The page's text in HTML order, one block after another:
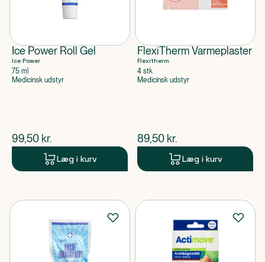
Ice Power Roll Gel
Ice Power
75 ml
Medicinsk udstyr
$nuværende pris
99,50 kr.
Læg i kurv
FlexiTherm Varmeplaster
Flexitherm
4 stk
Medicinsk udstyr
$nuværende pris
89,50 kr.
Læg i kurv